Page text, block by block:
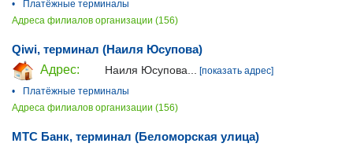
•
Платёжные терминалы
Адреса филиалов организации (156)
Qiwi, терминал (Наиля Юсупова)
Адрес:
Наиля Юсупова... [показать адрес]
•
Платёжные терминалы
Адреса филиалов организации (156)
МТС Банк, терминал (Беломорская улица)